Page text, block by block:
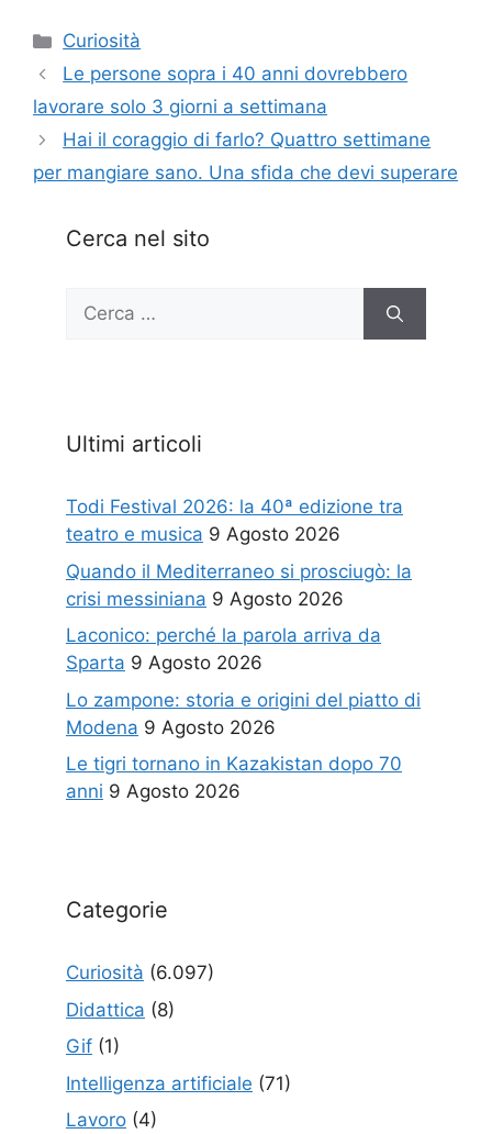
Categorie
Curiosità
Le persone sopra i 40 anni dovrebbero
lavorare solo 3 giorni a settimana
Hai il coraggio di farlo? Quattro settimane
per mangiare sano. Una sfida che devi superare
Cerca nel sito
Ricerca
Ultimi articoli
Todi Festival 2026: la 40ª edizione tra
teatro e musica 9 Agosto 2026
Quando il Mediterraneo si prosciugò: la
crisi messiniana 9 Agosto 2026
Laconico: perché la parola arriva da
Sparta 9 Agosto 2026
Lo zampone: storia e origini del piatto di
Modena 9 Agosto 2026
Le tigri tornano in Kazakistan dopo 70
anni 9 Agosto 2026
Categorie
Curiosità (6.097)
Didattica (8)
Gif (1)
Intelligenza artificiale (71)
Lavoro (4)